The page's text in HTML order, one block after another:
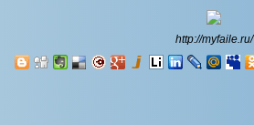
http://myfaile.ru/